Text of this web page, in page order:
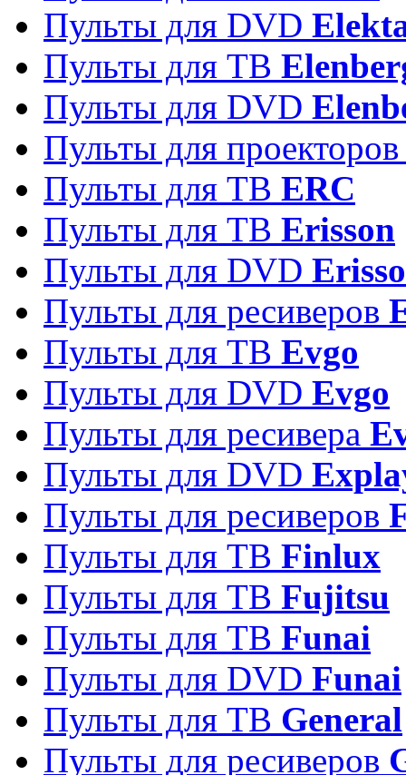
Пульты для DVD
Пульты для ТВ
Пульты для DVD
Пульты для
Пульты для ТВ ERC
Пульты для ТВ Erisson
Пульты для DVD
Пульты для ресиверов
Пульты для ТВ Evgo
Пульты для DVD Evgo
Пульты для ресивера
Пульты для DVD
Пульты для ресиверов
Пульты для ТВ Finlux
Пульты для ТВ Fujitsu
Пульты для ТВ Funai
Пульты для DVD Funai
Пульты для ТВ General
Пульты для ресиверов